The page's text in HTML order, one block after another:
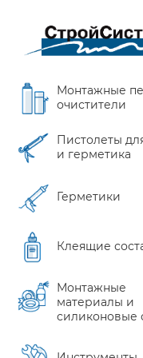
Монтажные
очистители
Пистолеты
и герметика
Герметики
Клеящие
Монтажные
материалы и
силиконовые